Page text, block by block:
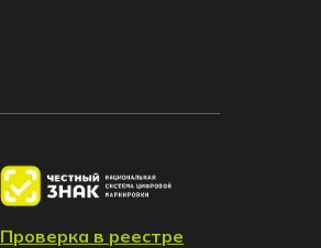
Проверка в реестре